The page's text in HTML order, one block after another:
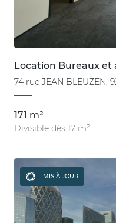
Location Bureaux et
74 rue JEAN BLEUZEN,
171 m²
Divisible dès 17 m²
MIS À JOUR